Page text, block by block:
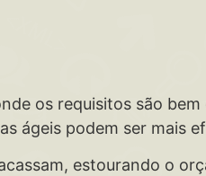
os requisitos são
ágeis podem ser mais
estourando o